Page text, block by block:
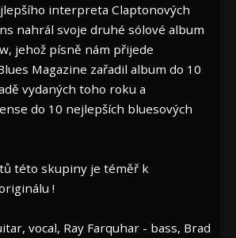
interpreta Claptonových
nahrál svoje druhé sólové album
jehož písně nám přijede
Magazine zařadil album do 10
vydaných toho roku a
do 10 nejlepších bluesových
této skupiny je téměř k
!
vocal, Ray Farquhar - bass, Brad